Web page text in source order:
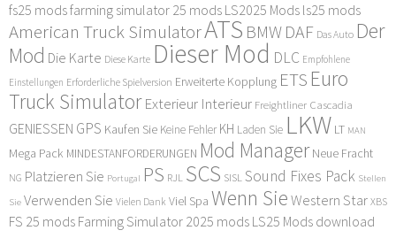
fs25 modsfarming simulator 25 mods LS2025 Mods ls25 mods
American Truck SimulatorATS BMW DAF Das Auto Der
Mod Die Karte Diese Karte Dieser Mod DLC Empfohlene
Einstellungen Erforderliche Spielversion Erweiterte Kopplung ETS Euro
Truck Simulator Exterieur Interieur Freightliner Cascadia
GENIESSEN GPS Kaufen Sie Keine Fehler KH Laden Sie LKW LT MAN
Mega Pack MINDESTANFORDERUNGEN Mod Manager Neue Fracht
NG Platzieren Sie Portugal PS RJL SCS SISLSound Fixes Pack Stellen
Sie Verwenden Sie Vielen Dank Viel Spa Wenn Sie Western Star XBS
FS 25 mods Farming Simulator 2025 mods LS25 Mods download